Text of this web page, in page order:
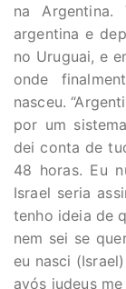
na
argentina e
no Uruguai, e
onde
nasceu.
por um
dei conta de
48 horas. Eu
Israel seria
tenho ideia de
nem sei se
eu nasci
avós judeus